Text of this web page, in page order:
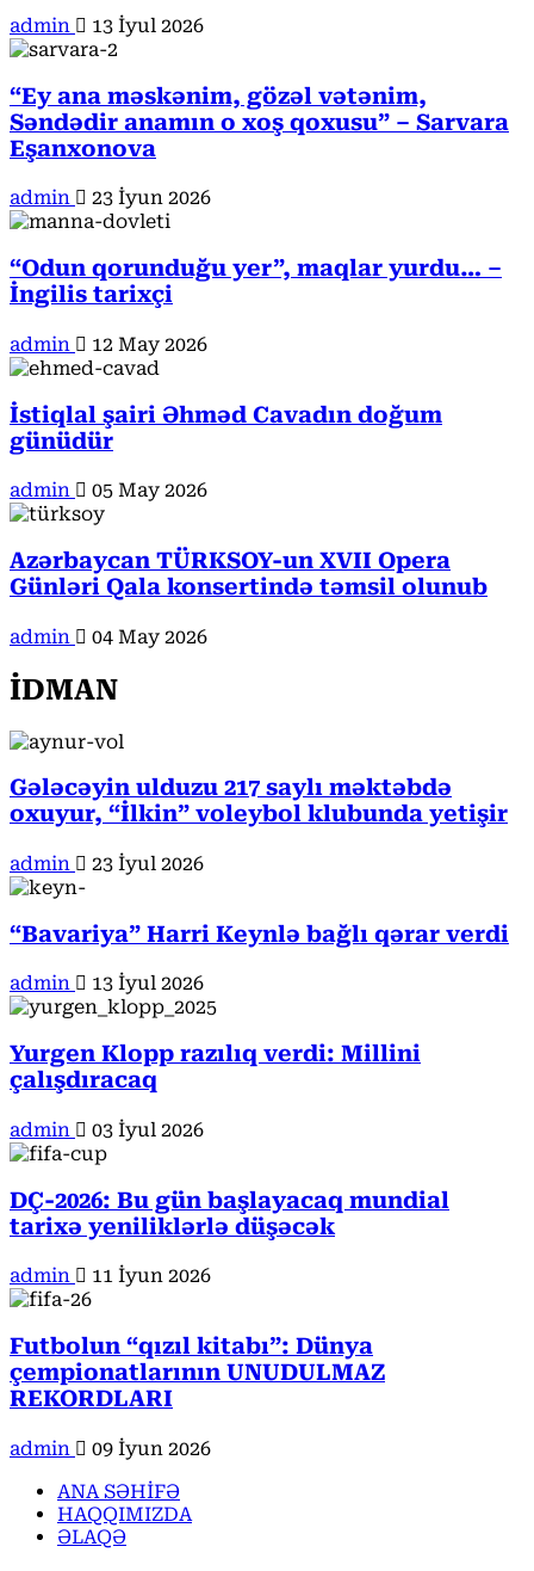
admin 13 İyul 2026
“Ey ana məskənim, gözəl vətənim,
Səndədir anamın o xoş qoxusu” – Sarvara
Eşanxonova
admin 23 İyun 2026
“Odun qorunduğu yer”, maqlar yurdu… –
İngilis tarixçi
admin 12 May 2026
İstiqlal şairi Əhməd Cavadın doğum
günüdür
admin 05 May 2026
Azərbaycan TÜRKSOY-un XVII Opera
Günləri Qala konsertində təmsil olunub
admin 04 May 2026
İDMAN
Gələcəyin ulduzu 217 saylı məktəbdə
oxuyur, “İlkin” voleybol klubunda yetişir
admin 23 İyul 2026
“Bavariya” Harri Keynlə bağlı qərar verdi
admin 13 İyul 2026
Yurgen Klopp razılıq verdi: Millini
çalışdıracaq
admin 03 İyul 2026
DÇ-2026: Bu gün başlayacaq mundial
tarixə yeniliklərlə düşəcək
admin 11 İyun 2026
Futbolun “qızıl kitabı”: Dünya
çempionatlarının UNUDULMAZ
REKORDLARI
admin
09 İyun 2026
ANA SƏHİFƏ
HAQQIMIZDA
ƏLAQƏ